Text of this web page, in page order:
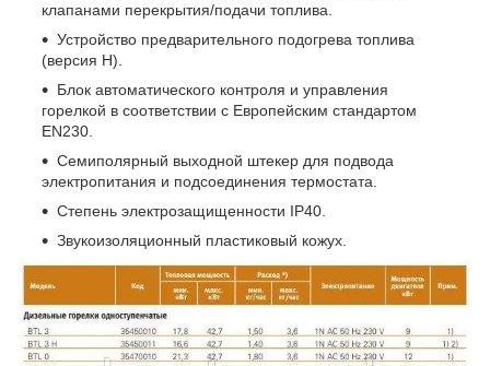
клапанами перекрытия/подачи топлива.
Устройство предварительного подогрева топлива
(версия H).
Блок автоматического контроля и управления
горелкой в соответствии с Европейским стандартом
EN230.
Семиполярный выходной штекер для подвода
электропитания и подсоединения термостата.
Степень электрозащищенности IP40.
Звукоизоляционный пластиковый кожух.